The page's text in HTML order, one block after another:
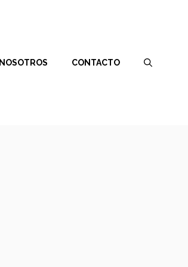
CONTACTO